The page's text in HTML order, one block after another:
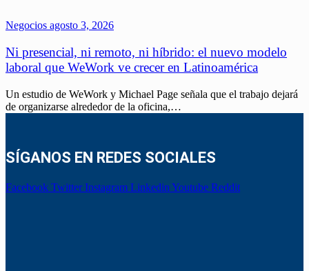
Negocios agosto 3, 2026
Ni presencial, ni remoto, ni híbrido: el nuevo modelo
laboral que WeWork ve crecer en Latinoamérica
Un estudio de WeWork y Michael Page señala que el trabajo dejará
de organizarse alrededor de la oficina,…
SÍGANOS EN REDES SOCIALES
Facebook Twitter Instagram Linkedin Youtube Reddit